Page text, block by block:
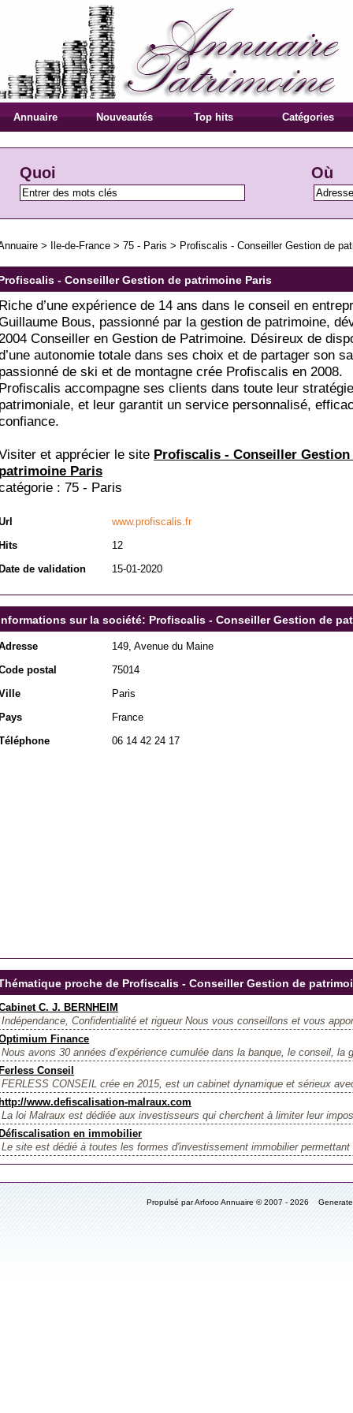
Annuaire Nouveautés Top hits Catégories
Quoi Où
> Ile-de-France > 75 - Paris > Profiscalis - Conseiller Gestion de
- Conseiller Gestion de patrimoine Paris
d’une expérience de 14 ans dans le conseil en
Bous, passionné par la gestion de patrimoine,
Conseiller en Gestion de Patrimoine. Désireux de
autonomie totale dans ses choix et de partager son
de ski et de montagne crée Profiscalis en 2008.
accompagne ses clients dans toute leur stratégie
et leur garantit un service personnalisé,
et apprécier le site Profiscalis - Conseiller Gestion
Paris
: 75 - Paris
www.profiscalis.fr
12
de validation
15-01-2020
sur la société: Profiscalis - Conseiller Gestion de
149, Avenue du Maine
postal
75014
Paris
France
06 14 42 24 17
proche de Profiscalis - Conseiller Gestion de
C. J. BERNHEIM
Indépendance, Confidentialité et rigueur Nous vous conseillons et vous
Finance
Nous avons 30 années d’expérience cumulée dans la banque, le conseil, la
Conseil
FERLESS CONSEIL crée en 2015, est un cabinet dynamique et sérieux
www.defiscalisation-malraux.com
La loi Malraux est dédiée aux investisseurs qui cherchent à limiter leur
en immobilier
Le site est dédié à toutes les formes d'investissement immobilier permettant
Propulsé par Arfooo Annuaire © 2007 - 2026